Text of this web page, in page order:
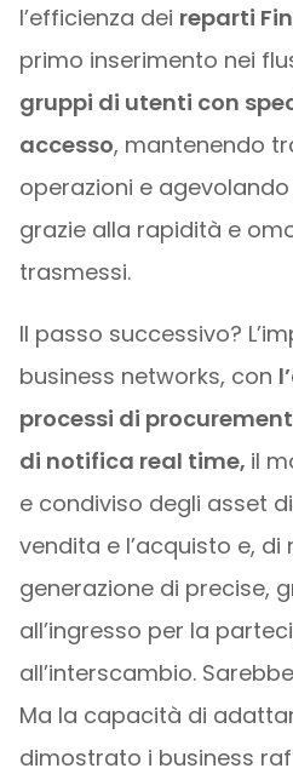
l’efficienza dei reparti
primo inserimento nei
gruppi di utenti con
accesso, mantenendo
operazioni e
grazie alla rapidità e
trasmessi.
Il passo successivo?
business networks, con
processi di
di notifica real time, il
e condiviso degli asset
vendita e l’acquisto e, di
generazione di precise,
all’ingresso per la
all’interscambio.
Ma la capacità di
dimostrato i business